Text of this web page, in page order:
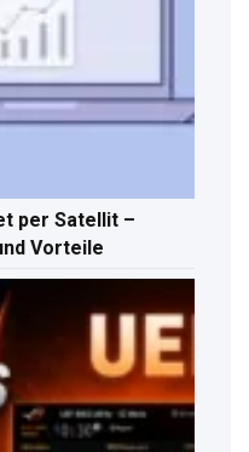
per Satellit –
Vorteile